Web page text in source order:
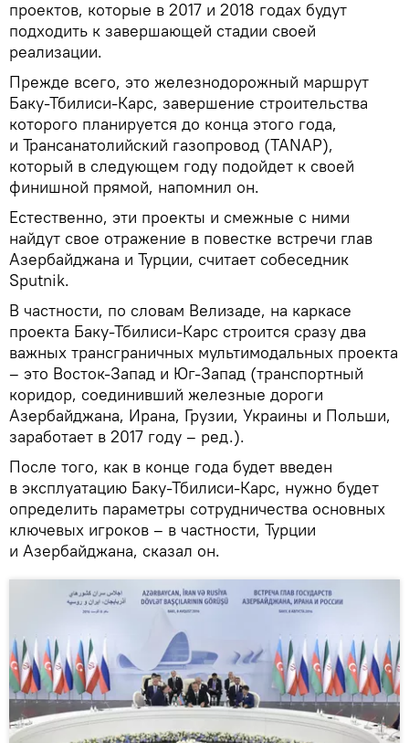
проектов, которые в 2017 и 2018 годах будут
подходить к завершающей стадии своей
реализации.
Прежде всего, это железнодорожный маршрут
Баку-Тбилиси-Карс, завершение строительства
которого планируется до конца этого года,
и Трансанатолийский газопровод (TANAP),
который в следующем году подойдет к своей
финишной прямой, напомнил он.
Естественно, эти проекты и смежные с ними
найдут свое отражение в повестке встречи глав
Азербайджана и Турции, считает собеседник
Sputnik.
В частности, по словам Велизаде, на каркасе
проекта Баку-Тбилиси-Карс строится сразу два
важных трансграничных мультимодальных проекта
– это Восток-Запад и Юг-Запад (транспортный
коридор, соединивший железные дороги
Азербайджана, Ирана, Грузии, Украины и Польши,
заработает в 2017 году – ред.).
После того, как в конце года будет введен
в эксплуатацию Баку-Тбилиси-Карс, нужно будет
определить параметры сотрудничества основных
ключевых игроков – в частности, Турции
и Азербайджана, сказал он.